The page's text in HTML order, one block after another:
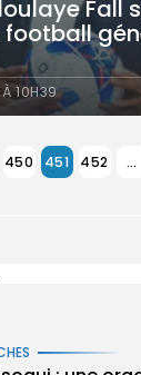
Fall
10H39
450 451 452 …